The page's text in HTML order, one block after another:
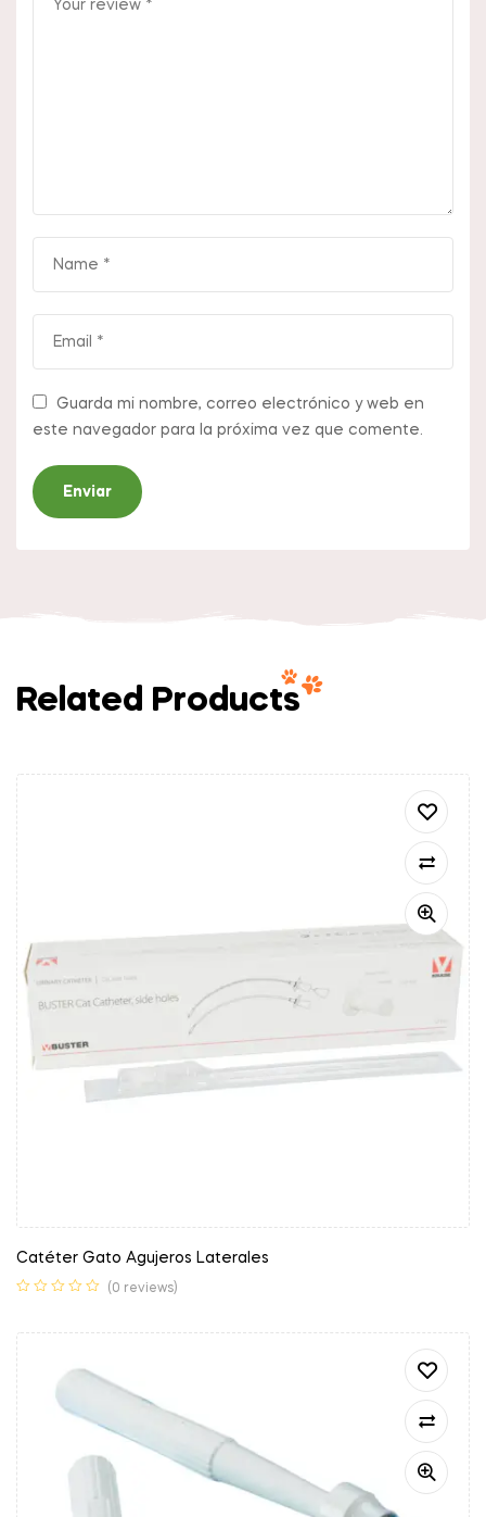
Guarda mi nombre, correo electrónico y web en
este navegador para la próxima vez que comente.
Related Products
Catéter Gato Agujeros Laterales
(0 reviews)